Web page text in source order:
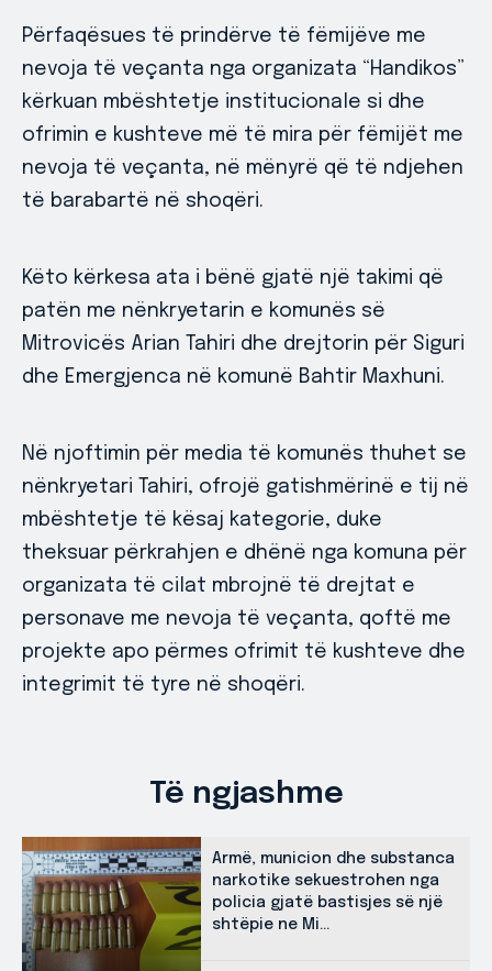
Përfaqësues të prindërve të fëmijëve me
nevoja të veçanta nga organizata “Handikos”
kërkuan mbështetje institucionale si dhe
ofrimin e kushteve më të mira për fëmijët me
nevoja të veçanta, në mënyrë që të ndjehen
të barabartë në shoqëri.
Këto kërkesa ata i bënë gjatë një takimi që
patën me nënkryetarin e komunës së
Mitrovicës Arian Tahiri dhe drejtorin për Siguri
dhe Emergjenca në komunë Bahtir Maxhuni.
Në njoftimin për media të komunës thuhet se
nënkryetari Tahiri, ofrojë gatishmërinë e tij në
mbështetje të kësaj kategorie, duke
theksuar përkrahjen e dhënë nga komuna për
organizata të cilat mbrojnë të drejtat e
personave me nevoja të veçanta, qoftë me
projekte apo përmes ofrimit të kushteve dhe
integrimit të tyre në shoqëri.
Të ngjashme
Armë, municion dhe substanca
narkotike sekuestrohen nga
policia gjatë bastisjes së një
shtëpie ne Mi...